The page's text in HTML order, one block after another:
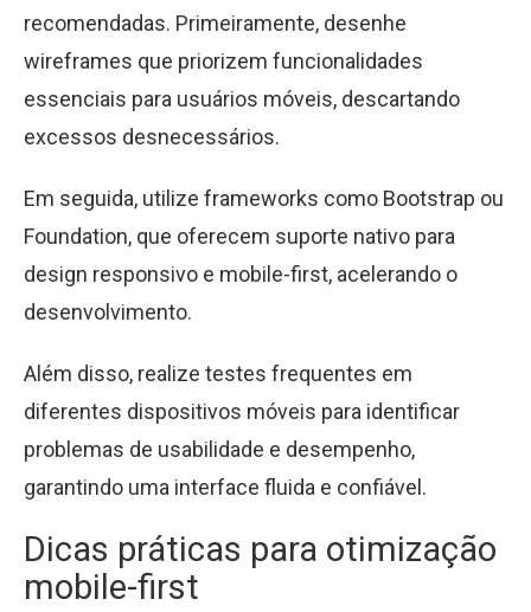
recomendadas. Primeiramente, desenhe
wireframes que priorizem funcionalidades
essenciais para usuários móveis, descartando
excessos desnecessários.
Em seguida, utilize frameworks como Bootstrap ou
Foundation, que oferecem suporte nativo para
design responsivo e mobile-first, acelerando o
desenvolvimento.
Além disso, realize testes frequentes em
diferentes dispositivos móveis para identificar
problemas de usabilidade e desempenho,
garantindo uma interface fluida e confiável.
Dicas práticas para otimização
mobile-first